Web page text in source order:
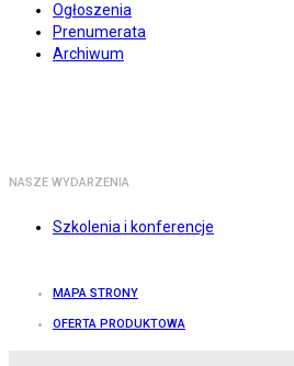
Ogłoszenia
Prenumerata
Archiwum
NASZE WYDARZENIA
Szkolenia i konferencje
MAPA STRONY
OFERTA PRODUKTOWA